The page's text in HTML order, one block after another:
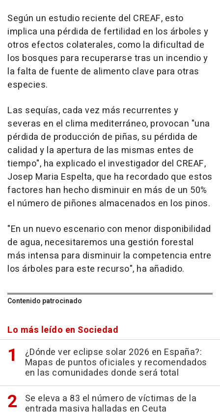
Según un estudio reciente del CREAF, esto
implica una pérdida de fertilidad en los árboles y
otros efectos colaterales, como la dificultad de
los bosques para recuperarse tras un incendio y
la falta de fuente de alimento clave para otras
especies.
Las sequías, cada vez más recurrentes y
severas en el clima mediterráneo, provocan "una
pérdida de producción de piñas, su pérdida de
calidad y la apertura de las mismas entes de
tiempo", ha explicado el investigador del CREAF,
Josep Maria Espelta, que ha recordado que estos
factores han hecho disminuir en más de un 50%
el número de piñones almacenados en los pinos.
"En un nuevo escenario con menor disponibilidad
de agua, necesitaremos una gestión forestal
más intensa para disminuir la competencia entre
los árboles para este recurso", ha añadido.
Contenido patrocinado
Lo más leído en Sociedad
¿Dónde ver eclipse solar 2026 en España?:
Mapas de puntos oficiales y recomendados
en las comunidades donde será total
Se eleva a 83 el número de víctimas de la
entrada masiva halladas en Ceuta